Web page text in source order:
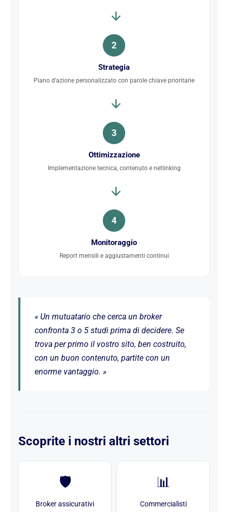
2
Strategia
Piano d’azione personalizzato con parole chiave prioritarie
3
Ottimizzazione
Implementazione tecnica, contenuto e netlinking
4
Monitoraggio
Report mensili e aggiustamenti continui
« Un mutuatario che cerca un broker
confronta 3 o 5 studi prima di decidere. Se
trova per primo il vostro sito, ben costruito,
con un buon contenuto, partite con un
enorme vantaggio. »
Scoprite i nostri altri settori
🛡️
Broker assicurativi
📊
Commercialisti